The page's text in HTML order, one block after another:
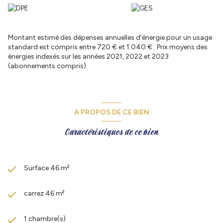
l’ensemble.
agencement harmonieux permet de créer facilement un coin
salon confortable ainsi qu’un espace repas accueillant. La cuisine
ouverte, moderne et parfaitement intégrée à la pièce principale,
apporte une véritable sensation d’espace et de fluidité.
Semi-équipée avec des éléments de qualité, la cuisine dispose
d’utilisation au quotidien.
agréable. Elle permet aisément l’installation d’un grand lit et de
rangements tout en conservant une circulation fluide. Grâce à la
La salle de bain, entièrement neuve elle aussi, a été conçue dans
un esprit moderne et fonctionnel. Les équipements et
fois esthétique et pratique. Les toilettes séparées viennent
recherché dans ce type de bien.
Montant estimé des dépenses annuelles d'énergie pour un usage
standard est compris entre 720 € et 1 040 € . Prix moyens des
énergies indexés sur les années 2021, 2022 et 2023
(abonnements compris).
A PROPOS DE CE BIEN
Caractéristiques de ce bien
Surface 46 m²
carrez 46 m²
1 chambre(s)